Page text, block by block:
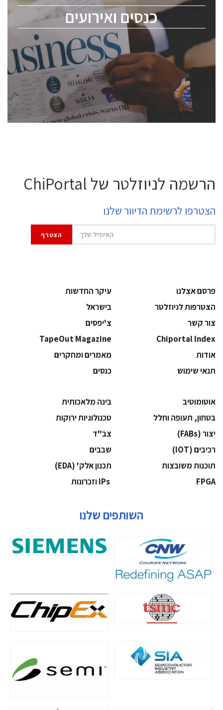
כנסים ואירועים
ChipEx2026 will be held on May 12-13, 2026. The
conference is intended for everyone involved in the
semiconductor industry, including engineers,
professional experts, and senior executives.
לחץ לפרטים
הרשמה לניוזלטר של ChiPortal
הצטרפו לרשימת הדיוור שלנו
פרסם אצלנו
עיקר החדשות
הצטרפות לניוזלטר
בישראל
צור קשר
צ'יפסים
Chiportal Index
TapeOut Magazine
אודות
מאמרים ומחקרים
תנאי שימוש
כנסים
אוטומוטיב
בינה מלאכותית
בטחון, תעופה וחלל
‫טכנולוגיות ירוקות‬
‫יצור (‪(FABs‬‬
‫צב"ד‬
‫רכיבים‬ (IOT)
‫שבבים‬
‫תוכנות משובצות‬
‫תכנון אלק' (‪(EDA‬‬
‫‪FPGA‬‬
השותפים שלנו